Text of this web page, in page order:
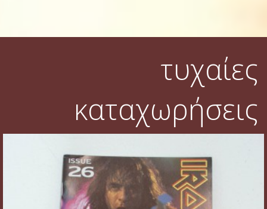
τυχαίες
καταχωρήσεις